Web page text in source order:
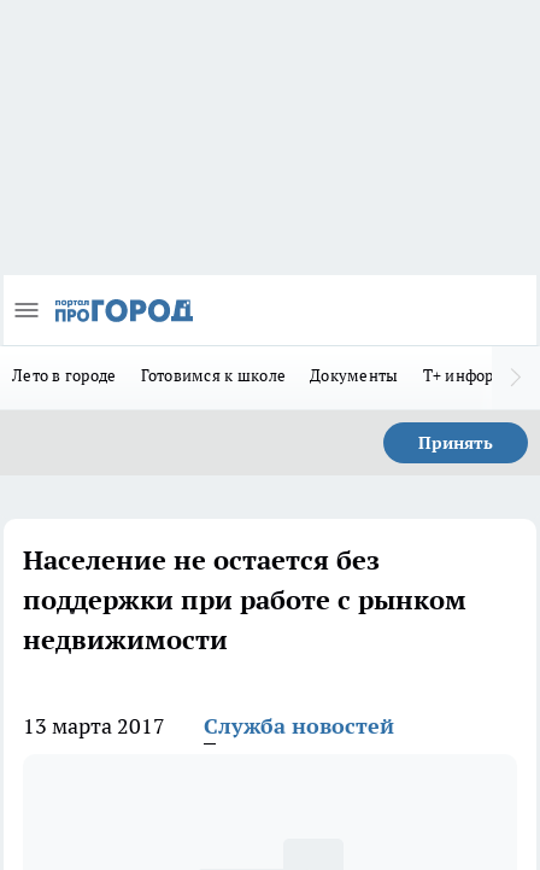
Лето в городе Готовимся к школе Документы Т+
Принять
Население не остается без
поддержки при работе с рынком
недвижимости
13 марта 2017 Служба новостей